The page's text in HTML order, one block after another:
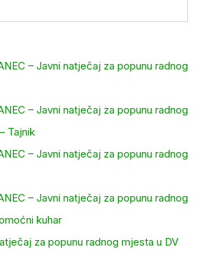
– Javni natječaj za popunu radnog
– Javni natječaj za popunu radnog
Tajnik
– Javni natječaj za popunu radnog
– Javni natječaj za popunu radnog
kuhar
za popunu radnog mjesta u DV